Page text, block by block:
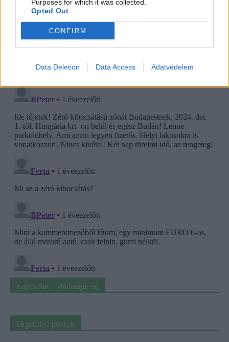
Purposes for which it was collected.
Opted Out
CONFIRM
Data Deletion Data Access Adatvédelem
Kapcsolat - Médiaajánlat
Legutolsó postok